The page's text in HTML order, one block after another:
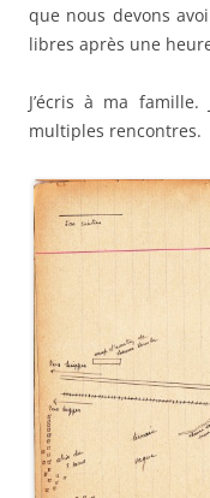
que nous devons
libres après une
J’écris à ma
multiples rencontres.